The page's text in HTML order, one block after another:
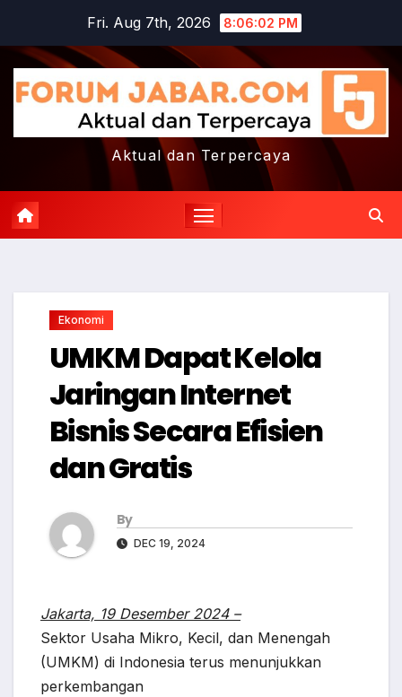
content
Fri. Aug 7th, 2026 8:06:03 PM
Aktual dan Terpercaya
Ekonomi
UMKM Dapat Kelola
Jaringan Internet
Bisnis Secara Efisien
dan Gratis
By
DEC 19, 2024
Jakarta, 19 Desember 2024 –
Sektor Usaha Mikro, Kecil, dan Menengah
(UMKM) di Indonesia terus menunjukkan
perkembangan